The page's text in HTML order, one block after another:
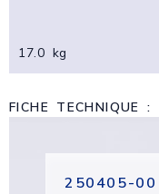
17.0 kg
FICHE TECHNIQUE :
250405-00